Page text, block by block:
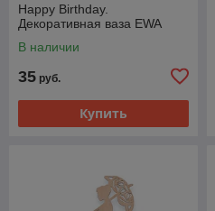
Happy Birthday.
Декоративная ваза EWA
В наличии
35 руб.
Купить